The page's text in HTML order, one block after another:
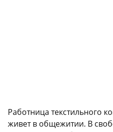
Работница текстильного
живет в общежитии. В